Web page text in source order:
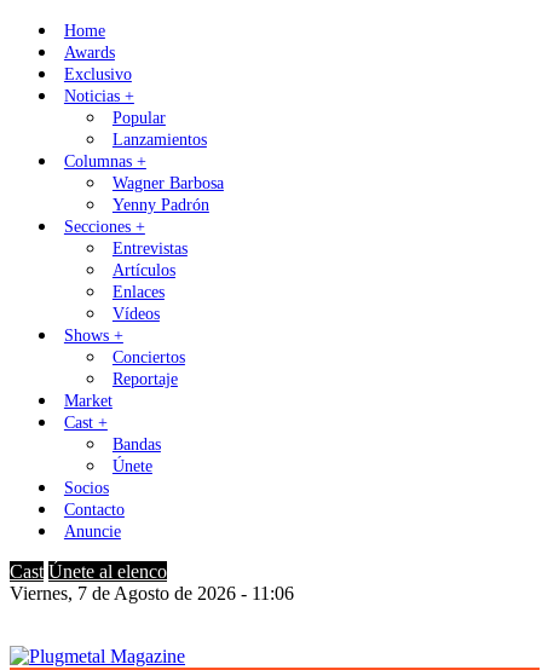
Skip
content
Home
Awards
Exclusivo
Noticias +
Popular
Lanzamientos
Columnas +
Wagner Barbosa
Yenny Padrón
Secciones +
Entrevistas
Artículos
Enlaces
Vídeos
Shows +
Conciertos
Reportaje
Market
Cast +
Bandas
Únete
Socios
Contacto
Anuncie
Cast Únete al elenco
Viernes, 7 de Agosto de 2026 - 11:06